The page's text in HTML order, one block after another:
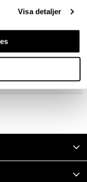
Visa detaljer